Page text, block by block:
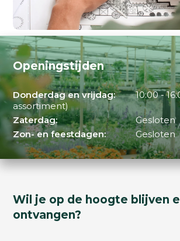
Openingstijden
Donderdag en vrijdag:
10:00 -
assortiment)
Zaterdag:
Gesloten
Zon- en feestdagen:
Gesloten
Wil je op de hoogte blijven
ontvangen?